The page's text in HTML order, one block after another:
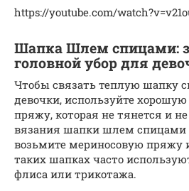
https://youtube.com/
Шапка Шлем спицами:
головной убор для
Чтобы связать теплую шапку
девочки, используйте
пряжу, которая не тянется и
вязания шапки шлем спицами
возьмите мериносовую пряжу
таких шапках часто
флиса или трикотажа.